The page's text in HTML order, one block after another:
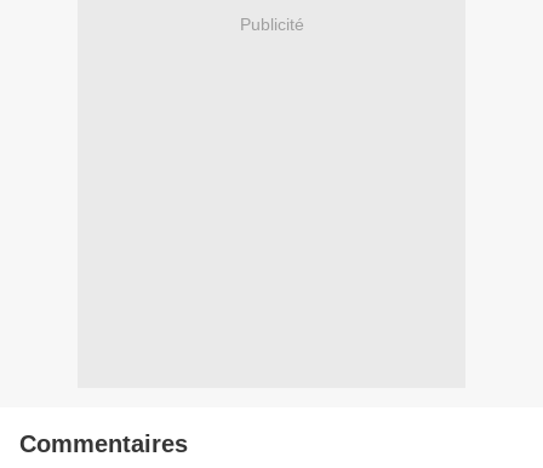
Publicité
Commentaires